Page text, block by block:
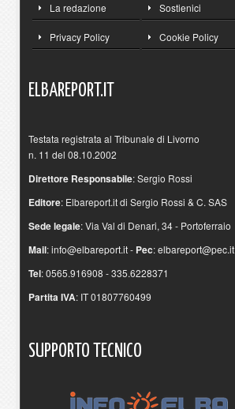
La redazione Sostienici
Privacy Policy Cookie Policy
ELBAREPORT.IT
Testata registrata al Tribunale di Livorno
n. 11 del 08.10.2002
Direttore Responsabile: Sergio Rossi
Editore: Elbareport.it di Sergio Rossi & C. SAS
Sede legale: Via Val di Denari, 34 - Portoferraio
Mail:info@elbareport.it- Pec:elbareport@pec.it
Tel: 0565.916908 - 335.6228371
Partita IVA: IT 01807760499
SUPPORTO TECNICO